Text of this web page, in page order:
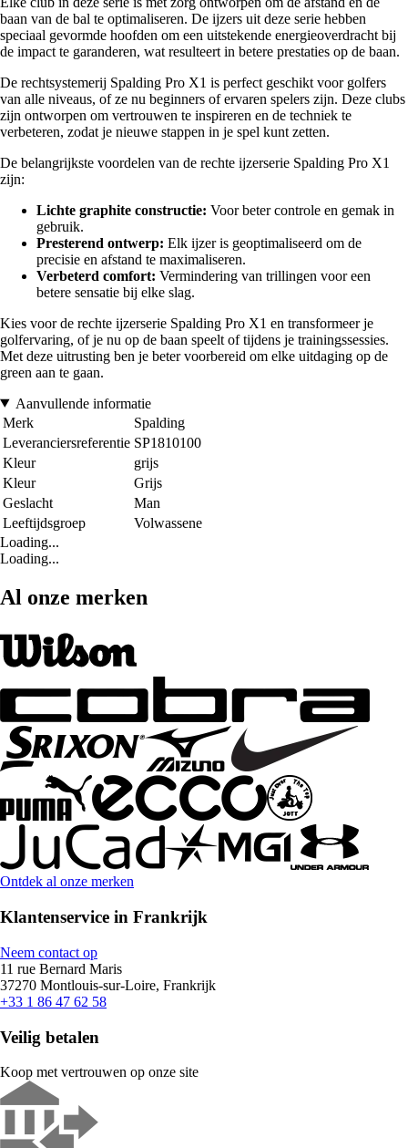
baan van de bal te optimaliseren. De ijzers uit deze serie hebben
speciaal gevormde hoofden om een uitstekende energieoverdracht bij
de impact te garanderen, wat resulteert in betere prestaties op de baan.
De rechtsystemerij Spalding Pro X1 is perfect geschikt voor golfers
van alle niveaus, of ze nu beginners of ervaren spelers zijn. Deze clubs
zijn ontworpen om vertrouwen te inspireren en de techniek te
verbeteren, zodat je nieuwe stappen in je spel kunt zetten.
De belangrijkste voordelen van de rechte ijzerserie Spalding Pro X1
zijn:
Lichte graphite constructie: Voor beter controle en gemak in
gebruik.
Presterend ontwerp: Elk ijzer is geoptimaliseerd om de
precisie en afstand te maximaliseren.
Verbeterd comfort: Vermindering van trillingen voor een
betere sensatie bij elke slag.
Kies voor de rechte ijzerserie Spalding Pro X1 en transformeer je
golfervaring, of je nu op de baan speelt of tijdens je trainingssessies.
Met deze uitrusting ben je beter voorbereid om elke uitdaging op de
green aan te gaan.
Aanvullende informatie
Merk
Spalding
Leveranciersreferentie SP1810100
Kleur
grijs
Kleur
Grijs
Geslacht
Man
Leeftijdsgroep
Volwassene
Loading...
Loading...
Al onze merken
Ontdek al onze merken
Klantenservice in Frankrijk
Neem contact op
11 rue Bernard Maris
37270 Montlouis-sur-Loire, Frankrijk
+33 1 86 47 62 58
Veilig betalen
Koop met vertrouwen op onze site